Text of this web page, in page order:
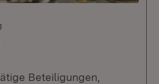
Beteiligungen,